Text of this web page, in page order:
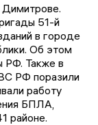
Димитрове.
51-й
в городе
Об этом
РФ. Также в
РФ поразили
работу
БПЛА,
районе.